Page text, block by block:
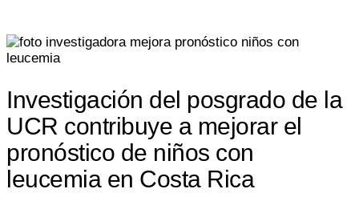
Investigación del posgrado de la
UCR contribuye a mejorar el
pronóstico de niños con
leucemia en Costa Rica